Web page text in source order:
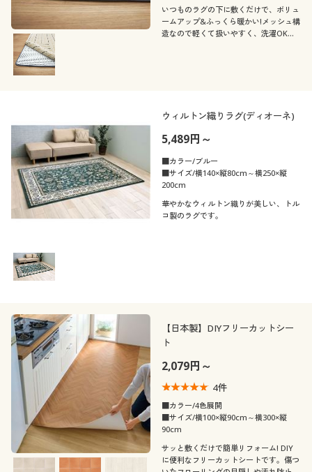
いつものラグの下に敷くだけで、ボリュ
ームアップ&ふっくら暖かい!メッシュ構
造なので軽くて扱いやすく、洗濯OKで
ウィルトン織りラグ(ディオーネ)
5,489円～
■カラー/ブルー
■サイズ/横140×縦80cm～横250×縦
200cm
華やかなウィルトン織りが美しい、トル
コ製のラグです。
【日本製】DIYフリーカットシー
ト
2,079円～
4件
■カラー/4色展開
■サイズ/横100×縦90cm～横300×縦
90cm
サッと敷くだけで簡単リフォーム! DIY
に便利なフリーカットシートです。傷つ